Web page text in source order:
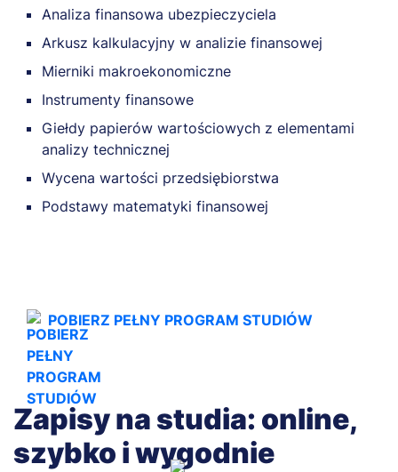
Analiza finansowa ubezpieczyciela
Arkusz kalkulacyjny w analizie finansowej
Mierniki makroekonomiczne
Instrumenty finansowe
Giełdy papierów wartościowych z elementami
analizy technicznej
Wycena wartości przedsiębiorstwa
Podstawy matematyki finansowej
POBIERZ PEŁNY PROGRAM STUDIÓW
Zapisy na studia: online,
szybko i wygodnie